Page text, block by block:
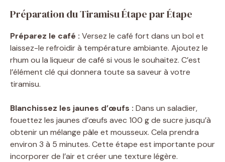
Préparation du Tiramisu Étape par Étape
Préparez le café : Versez le café fort dans un bol et
laissez-le refroidir à température ambiante. Ajoutez le
rhum ou la liqueur de café si vous le souhaitez. C’est
l’élément clé qui donnera toute sa saveur à votre
tiramisu.
Blanchissez les jaunes d’œufs : Dans un saladier,
fouettez les jaunes d’œufs avec 100 g de sucre jusqu’à
obtenir un mélange pâle et mousseux. Cela prendra
environ 3 à 5 minutes. Cette étape est importante pour
incorporer de l’air et créer une texture légère.